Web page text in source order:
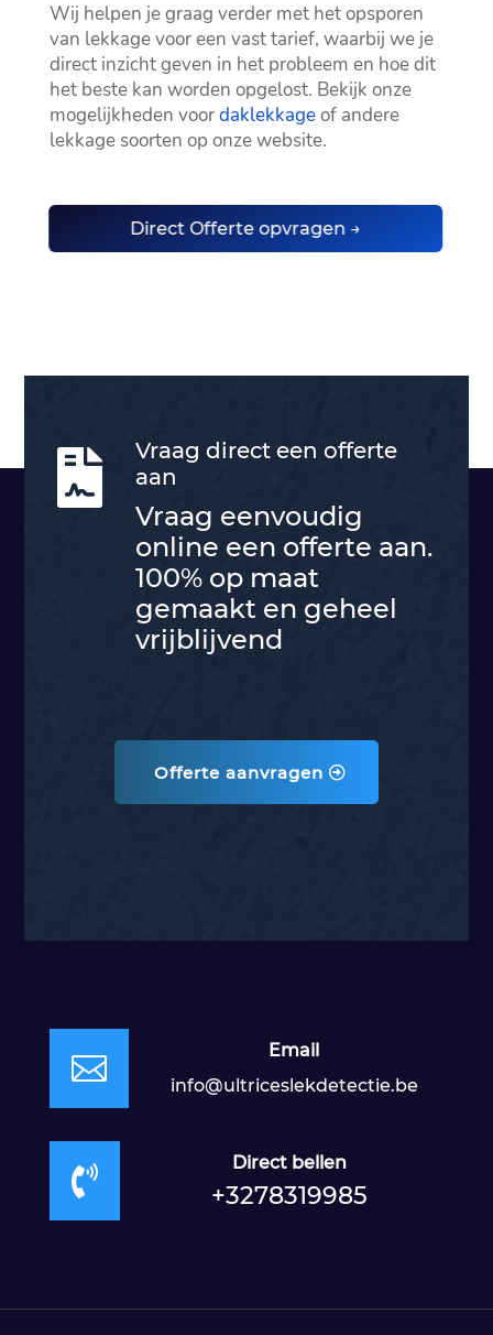
Wij helpen je graag verder met het opsporen
van lekkage voor een vast tarief, waarbij we je
direct inzicht geven in het probleem en hoe dit
het beste kan worden opgelost.​ Bekijk onze
mogelijkheden voordaklekkageof andere
lekkage soorten op onze website.​
Direct Offerte opvragen →

Vraag direct een offerte
aan
Vraag eenvoudig
online een offerte aan.
100% op maat
gemaakt en geheel
vrijblijvend
Offerte aanvragen

Email
info@ultriceslekdetectie.be

Direct bellen
+3278319985